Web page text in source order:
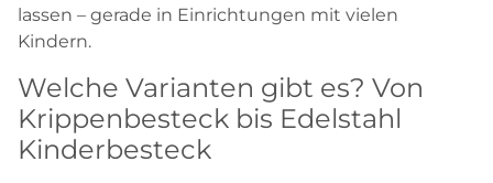
lassen – gerade in Einrichtungen mit vielen
Kindern.
Welche Varianten gibt es? Von
Krippenbesteck bis Edelstahl
Kinderbesteck